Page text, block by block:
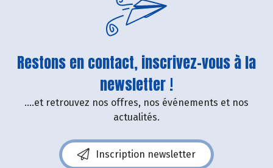
Restons en contact, inscrivez-vous à la
newsletter !
....et retrouvez nos offres, nos événements et nos
actualités.
Inscription newsletter